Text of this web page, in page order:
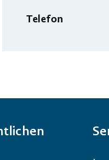
Telefon